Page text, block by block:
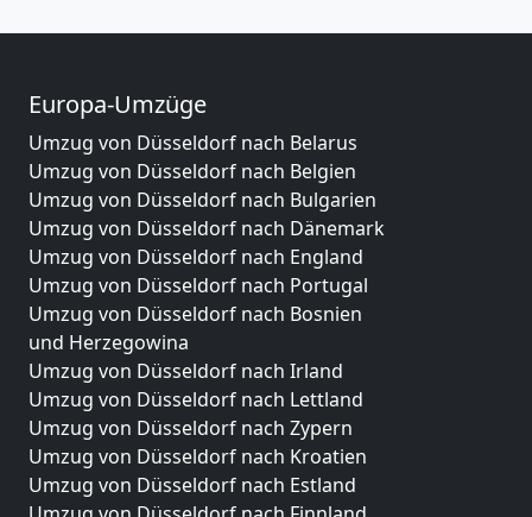
Europa-Umzüge
Umzug von Düsseldorf nach Belarus
Umzug von Düsseldorf nach Belgien
Umzug von Düsseldorf nach Bulgarien
Umzug von Düsseldorf nach Dänemark
Umzug von Düsseldorf nach England
Umzug von Düsseldorf nach Portugal
Umzug von Düsseldorf nach Bosnien
und Herzegowina
Umzug von Düsseldorf nach Irland
Umzug von Düsseldorf nach Lettland
Umzug von Düsseldorf nach Zypern
Umzug von Düsseldorf nach Kroatien
Umzug von Düsseldorf nach Estland